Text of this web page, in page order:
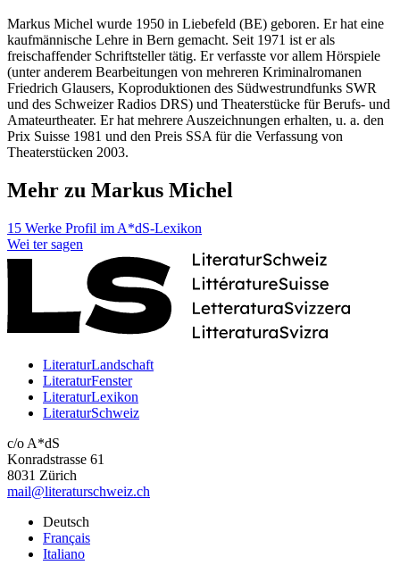
Markus Michel wurde 1950 in Liebefeld (BE) geboren. Er hat eine
kaufmännische Lehre in Bern gemacht. Seit 1971 ist er als
freischaffender Schriftsteller tätig. Er verfasste vor allem Hörspiele
(unter anderem Bearbeitungen von mehreren Kriminalromanen
Friedrich Glausers, Koproduktionen des Südwestrundfunks SWR
und des Schweizer Radios DRS) und Theaterstücke für Berufs- und
Amateurtheater. Er hat mehrere Auszeichnungen erhalten, u. a. den
Prix Suisse 1981 und den Preis SSA für die Verfassung von
Theaterstücken 2003.
Mehr zu Markus Michel
15 Werke Profil im A*dS-Lexikon
Wei ter sagen
LiteraturLandschaft
LiteraturFenster
LiteraturLexikon
LiteraturSchweiz
c/o A*dS
Konradstrasse 61
8031 Zürich
mail@literaturschweiz.ch
Deutsch
Français
Italiano